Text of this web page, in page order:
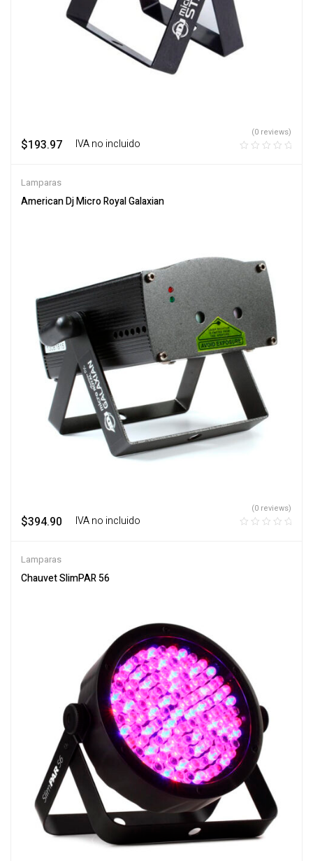
$193.97 ‎ ‎ ‎ IVA no incluido
(0 reviews)
Lamparas
American Dj Micro Royal Galaxian
$394.90 ‎ ‎ ‎ IVA no incluido
(0 reviews)
Lamparas
Chauvet SlimPAR 56